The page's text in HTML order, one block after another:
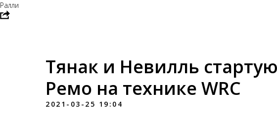
Ралли
Тянак и Невилль
Ремо на технике WRC
2021-03-25 19:04